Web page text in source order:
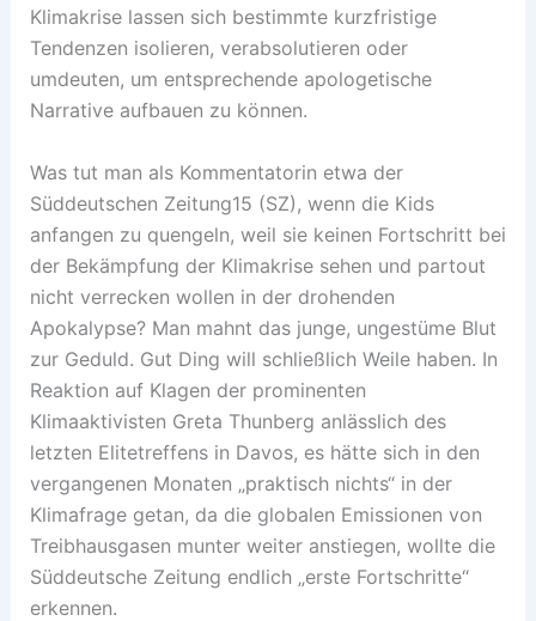
Klimakrise lassen sich bestimmte kurzfristige
Tendenzen isolieren, verabsolutieren oder
umdeuten, um entsprechende apologetische
Narrative aufbauen zu können.
Was tut man als Kommentatorin etwa der
Süddeutschen Zeitung15 (SZ), wenn die Kids
anfangen zu quengeln, weil sie keinen Fortschritt bei
der Bekämpfung der Klimakrise sehen und partout
nicht verrecken wollen in der drohenden
Apokalypse? Man mahnt das junge, ungestüme Blut
zur Geduld. Gut Ding will schließlich Weile haben. In
Reaktion auf Klagen der prominenten
Klimaaktivisten Greta Thunberg anlässlich des
letzten Elitetreffens in Davos, es hätte sich in den
vergangenen Monaten „praktisch nichts“ in der
Klimafrage getan, da die globalen Emissionen von
Treibhausgasen munter weiter anstiegen, wollte die
Süddeutsche Zeitung endlich „erste Fortschritte“
erkennen.